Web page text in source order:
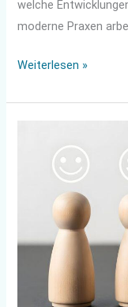
welche
moderne Praxen
Weiterlesen »
Prävention
Unternehmenskultur